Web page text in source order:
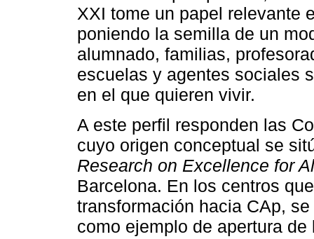
XXI tome un papel relevante
poniendo la semilla de un
alumnado, familias,
escuelas y agentes sociales
en el que quieren vivir.
A este perfil responden las
cuyo origen conceptual se
Research on Excellence for
Barcelona. En los centros
transformación hacia CAp,
como ejemplo de apertura